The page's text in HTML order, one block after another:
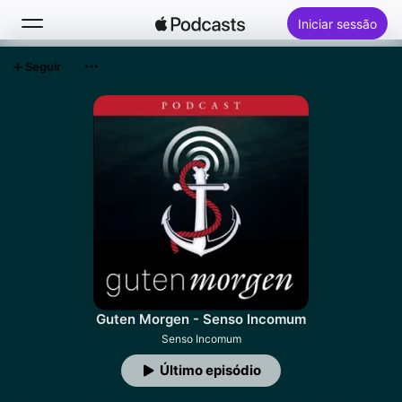
Iniciar sessão
Guten Morgen - Senso Incomum
Senso Incomum
Último episódio
Seguir